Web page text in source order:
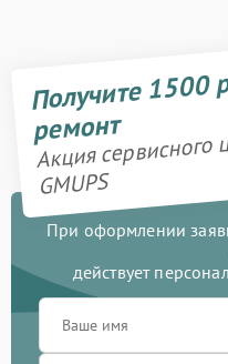
Получите 1500
ремонт
Акция сервисного
GMUPS
При оформлении
действует